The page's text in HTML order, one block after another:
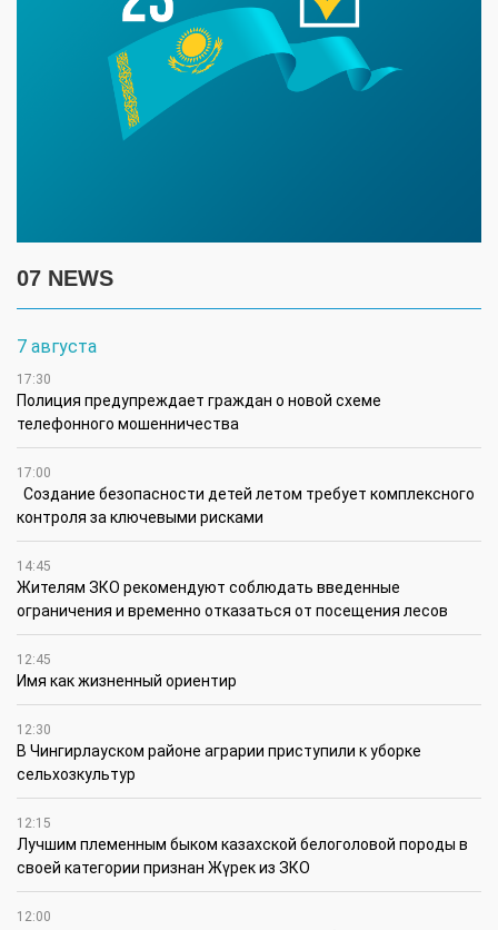
07 NEWS
7 августа
17:30
Полиция предупреждает граждан о новой схеме
телефонного мошенничества
17:00
Создание безопасности детей летом требует комплексного
контроля за ключевыми рисками
14:45
Жителям ЗКО рекомендуют соблюдать введенные
ограничения и временно отказаться от посещения лесов
12:45
Имя как жизненный ориентир
12:30
В Чингирлауском районе аграрии приступили к уборке
сельхозкультур
12:15
Лучшим племенным быком казахской белоголовой породы в
своей категории признан Жүрек из ЗКО
12:00